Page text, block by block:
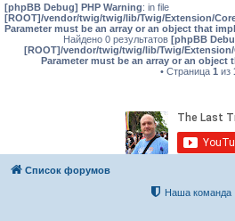
[phpBB Debug] PHP Warning: in file
[ROOT]/vendor/twig/twig/lib/Twig/Extension/
Parameter must be an array or an object that
Найдено 0 результатов [phpBB
[ROOT]/vendor/twig/twig/lib/Twig/
Parameter must be an array or an object
• Страница 1 из
Список форумов
Наша команда